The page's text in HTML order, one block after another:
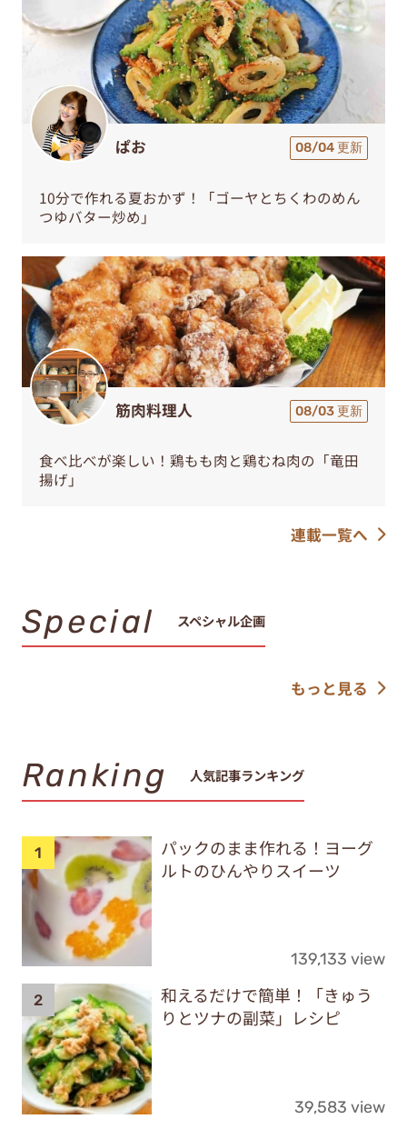
ぱお 08/04 更新
10分で作れる夏おかず！「ゴーヤとちくわのめん
つゆバター炒め」
筋肉料理人 08/03 更新
食べ比べが楽しい！鶏もも肉と鶏むね肉の「竜田
揚げ」
連載一覧へ
Special スペシャル企画
もっと見る
Ranking 人気記事ランキング
パックのまま作れる！ヨーグ
ルトのひんやりスイーツ
139,133 view
和えるだけで簡単！「きゅう
りとツナの副菜」レシピ
39,583 view